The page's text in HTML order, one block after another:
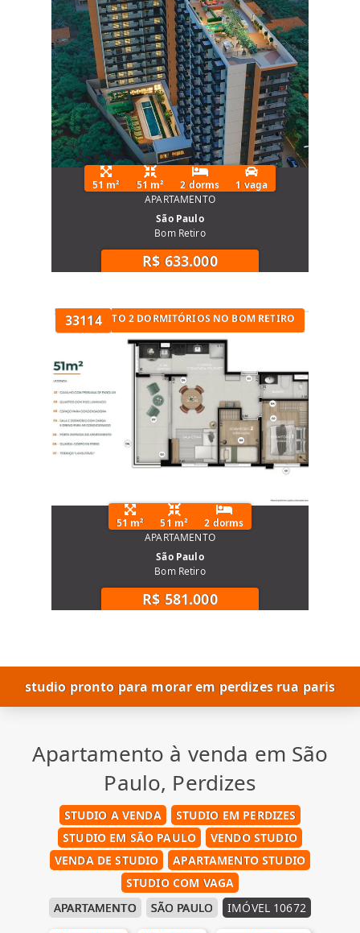
51 m² 51 m² 2 dorms
1 vaga
APARTAMENTO
São Paulo
Bom Retiro
R$ 633.000
33114
APARTAMENTO 2 DORMITÓRIOS NO BOM RETIRO
51 m² 51 m²
2 dorms
APARTAMENTO
São Paulo
Bom Retiro
R$ 581.000
studio pronto para morar em perdizes rua paris
Apartamento à venda em São
Paulo, Perdizes
STUDIO A VENDA
STUDIO EM PERDIZES
STUDIO EM SÃO PAULO
VENDO STUDIO
VENDA DE STUDIO
APARTAMENTO STUDIO
STUDIO COM VAGA
APARTAMENTO
SÃO PAULO IMÓVEL 10672